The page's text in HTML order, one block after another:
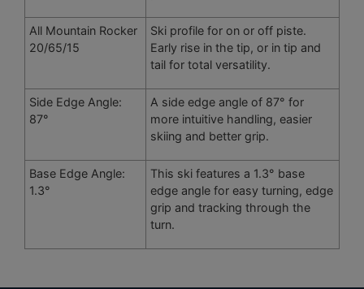
All Mountain Rocker
20/65/15
Ski profile for on or off piste.
Early rise in the tip, or in tip and
tail for total versatility.
Side Edge Angle:
87°
A side edge angle of 87° for
more intuitive handling, easier
skiing and better grip.
Base Edge Angle:
1.3°
This ski features a 1.3° base
edge angle for easy turning, edge
grip and tracking through the
turn.